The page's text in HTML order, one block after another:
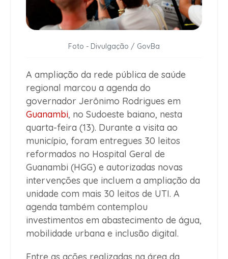
Foto - Divulgação / GovBa
A ampliação da rede pública de saúde
regional marcou a agenda do
governador Jerônimo Rodrigues em
Guanambi, no Sudoeste baiano, nesta
quarta-feira (13). Durante a visita ao
município, foram entregues 30 leitos
reformados no Hospital Geral de
Guanambi (HGG) e autorizadas novas
intervenções que incluem a ampliação da
unidade com mais 30 leitos de UTI. A
agenda também contemplou
investimentos em abastecimento de água,
mobilidade urbana e inclusão digital.
Entre as ações realizadas na área da